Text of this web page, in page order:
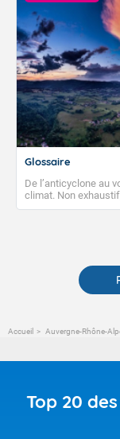
Glossaire
De l’anticyclone au
climat. Non
publications. Vous y
Accueil Auvergne-Rhône-
Top 20